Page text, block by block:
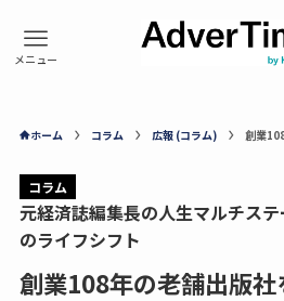
ホーム コラム 広報 (コラム) 創業
コラム
元経済誌編集長の人生マルチス
のライフシフト
創業108年の老舗出版